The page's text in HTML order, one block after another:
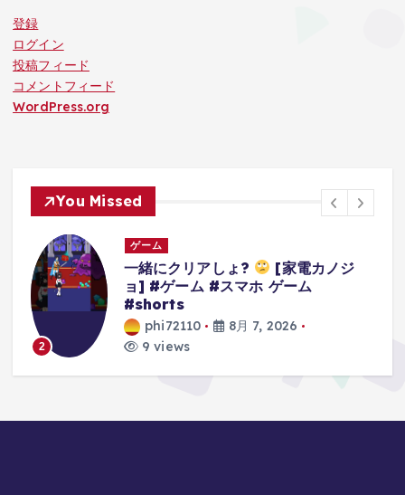
登録
ログイン
投稿フィード
コメントフィード
WordPress.org
You Missed
3
ゲーム
3Dアクションゲームの礎を作り上げ
たレジェンドゲーム#ゲーム #ゲーム
の思い出 #64 #スーパーマリオ64
phi72110
8月 7, 2026
10 views